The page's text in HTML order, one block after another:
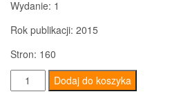
Wydanie: 1
Rok publikacji: 2015
Stron: 160
ilość
Formowanie
Dodaj do koszyka